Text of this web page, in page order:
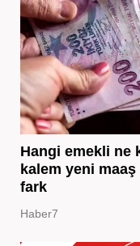
Hangi emekli ne
kalem yeni
fark
Haber7